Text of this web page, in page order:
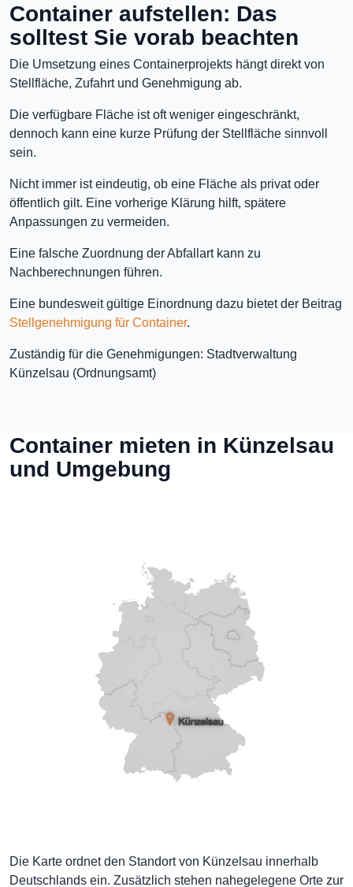
Container aufstellen: Das
solltest Sie vorab beachten
Die Umsetzung eines Containerprojekts hängt direkt von
Stellfläche, Zufahrt und Genehmigung ab.
Die verfügbare Fläche ist oft weniger eingeschränkt,
dennoch kann eine kurze Prüfung der Stellfläche sinnvoll
sein.
Nicht immer ist eindeutig, ob eine Fläche als privat oder
öffentlich gilt. Eine vorherige Klärung hilft, spätere
Anpassungen zu vermeiden.
Eine falsche Zuordnung der Abfallart kann zu
Nachberechnungen führen.
Eine bundesweit gültige Einordnung dazu bietet der Beitrag
Stellgenehmigung für Container.
Zuständig für die Genehmigungen: Stadtverwaltung
Künzelsau (Ordnungsamt)
Container mieten in Künzelsau
und Umgebung
Die Karte ordnet den Standort von Künzelsau innerhalb
Deutschlands ein. Zusätzlich stehen nahegelegene Orte zur